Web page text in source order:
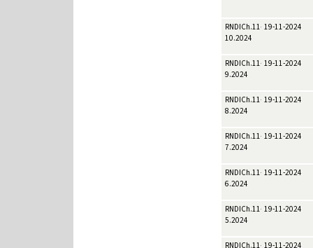
RNDICh.11-
10.2024
19-11-2024
RNDICh.11-
9.2024
19-11-2024
RNDICh.11-
8.2024
19-11-2024
RNDICh.11-
7.2024
19-11-2024
RNDICh.11-
6.2024
19-11-2024
RNDICh.11-
5.2024
19-11-2024
RNDICh.11- 19-11-2024